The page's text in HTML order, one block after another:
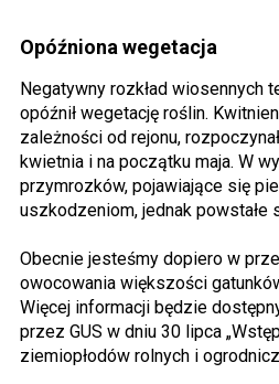
Opóźniona wegetacja
Negatywny rozkład wiosennych
opóźnił wegetację roślin.
zależności od rejonu,
kwietnia i na początku maja. W
przymrozków, pojawiające się
uszkodzeniom, jednak powstałe
Obecnie jesteśmy dopiero w
owocowania większości
Więcej informacji będzie
przez GUS w dniu 30 lipca
ziemiopłodów rolnych i